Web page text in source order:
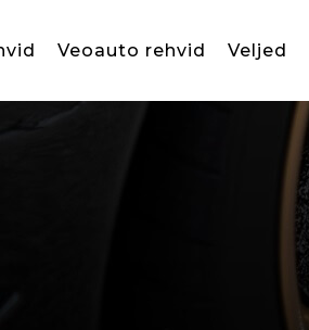
Veoauto rehvid Veljed